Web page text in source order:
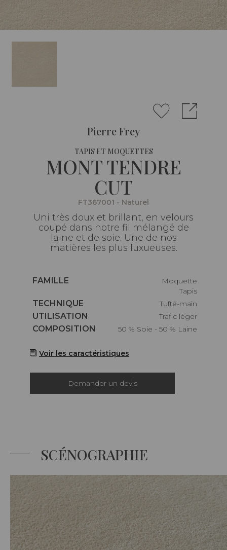
Pierre Frey
TAPIS ET MOQUETTES
MONT TENDRE
CUT
FT367001 - Naturel
Uni très doux et brillant, en velours
coupé dans notre fil mélangé de
laine et de soie. Une de nos
matières les plus luxueuses.
Caractéristiques
FAMILLE
Moquette
Tapis
Caractéristiques
TECHNIQUE
Tufté-main
Caractéristiques
UTILISATION
Trafic léger
Caractéristiques
COMPOSITION 50 % Soie - 50 % Laine
Voir les caractéristiques
Demander un devis
SCÉNOGRAPHIE